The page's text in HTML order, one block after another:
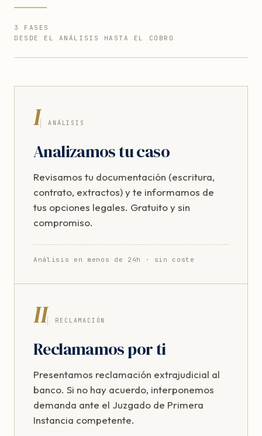
3 FASES
DESDE EL ANÁLISIS HASTA EL COBRO
I ANÁLISIS
Analizamos tu caso
Revisamos tu documentación (escritura,
contrato, extractos) y te informamos de
tus opciones legales. Gratuito y sin
compromiso.
Análisis en menos de 24h · sin coste
II RECLAMACIÓN
Reclamamos por ti
Presentamos reclamación extrajudicial al
banco. Si no hay acuerdo, interponemos
demanda ante el Juzgado de Primera
Instancia competente.